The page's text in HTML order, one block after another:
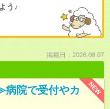
う♪
掲載日：2026.08.07
NEW
院で受付やカ